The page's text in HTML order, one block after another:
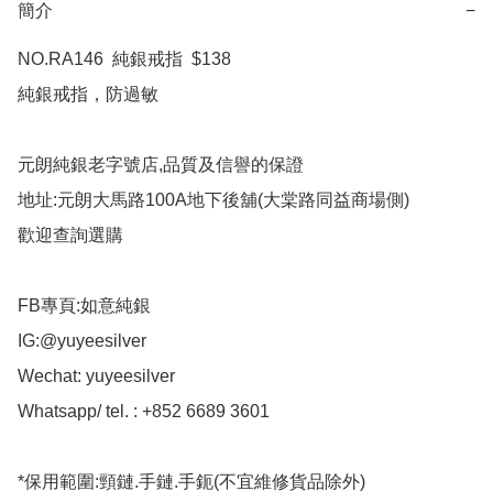
簡介 −
NO.RA146  純銀戒指  $138
純銀戒指，防過敏
元朗純銀老字號店,品質及信譽的保證
地址:元朗大馬路100A地下後舖(大棠路同益商場側)
歡迎查詢選購
FB專頁:如意純銀
IG:@yuyeesilver
Wechat: yuyeesilver
Whatsapp/ tel. : +852 6689 3601
*保用範圍:頸鏈.手鏈.手鈪(不宜維修貨品除外)